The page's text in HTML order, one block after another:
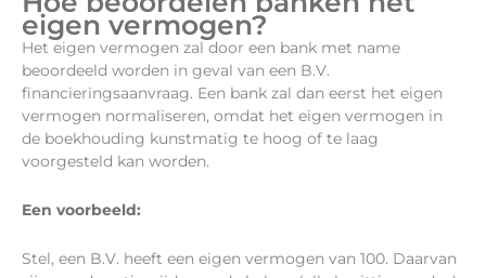
eigen vermogen?
Het eigen vermogen zal door een bank met name
beoordeeld worden in geval van een B.V.
financieringsaanvraag. Een bank zal dan eerst het eigen
vermogen normaliseren, omdat het eigen vermogen in
de boekhouding kunstmatig te hoog of te laag
voorgesteld kan worden.
Een voorbeeld:
Stel, een B.V. heeft een eigen vermogen van 100. Daarvan